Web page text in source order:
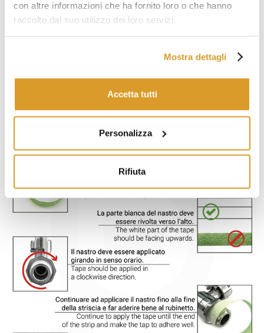
con altre informazioni che ha fornito loro o che hanno
raccolto dal suo utilizzo dei loro servizi.
Mostra dettagli
Accetta tutti
Personalizza
Rifiuta